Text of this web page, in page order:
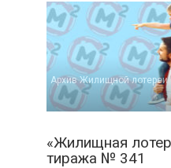
Архив Жилищной лотереи
«Жилищная
тиража № 341